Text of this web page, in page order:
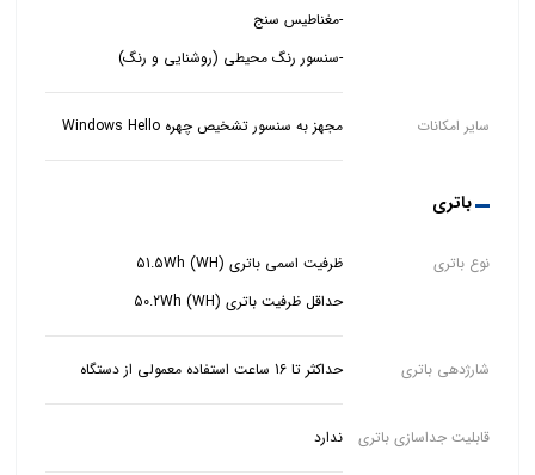
-سنسور رنگ محیطی (روشنایی و رنگ)
سایر امکانات مجهز به سنسور تشخیص چهره Windows Hello
باتری
نوع باتری
حداقل ظرفیت باتری (WH) 50.2Wh
شارژدهی باتری حداکثر تا 16 ساعت استفاده معمولی از دستگاه
قابلیت جداسازی باتری ندارد